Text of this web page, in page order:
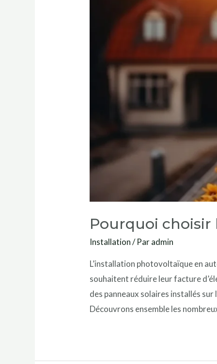
Pourquoi choisir
Installation/ Paradmin
L’installation photovoltaïque en
souhaitent réduire leur facture
des panneaux solaires installés
Découvrons ensemble les